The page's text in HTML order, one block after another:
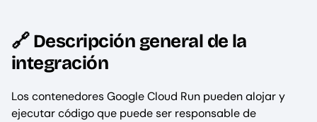
🔗 Descripción general de la
integración
Los contenedores Google Cloud Run pueden alojar y
ejecutar código que puede ser responsable de